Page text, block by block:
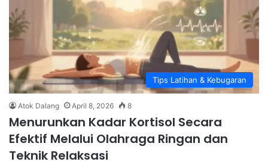
Tips Latihan & Kebugaran
Atok Dalang April 8, 2026 8
Menurunkan Kadar Kortisol Secara
Efektif Melalui Olahraga Ringan dan
Teknik Relaksasi